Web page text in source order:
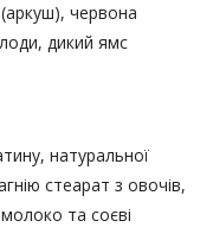
червона
дикий ямс
натуральної
стеарат з овочів,
та соєві